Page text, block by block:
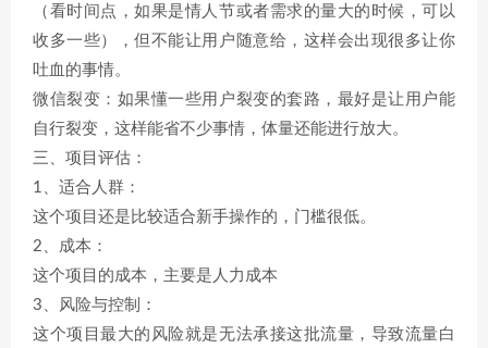
（看时间点，如果是情人节或者需求的量大的时候，可以
收多一些），但不能让用户随意给，这样会出现很多让你
吐血的事情。
微信裂变：如果懂一些用户裂变的套路，最好是让用户能
自行裂变，这样能省不少事情，体量还能进行放大。
三、项目评估：
1、适合人群：
这个项目还是比较适合新手操作的，门槛很低。
2、成本：
这个项目的成本，主要是人力成本
3、风险与控制：
这个项目最大的风险就是无法承接这批流量，导致流量白